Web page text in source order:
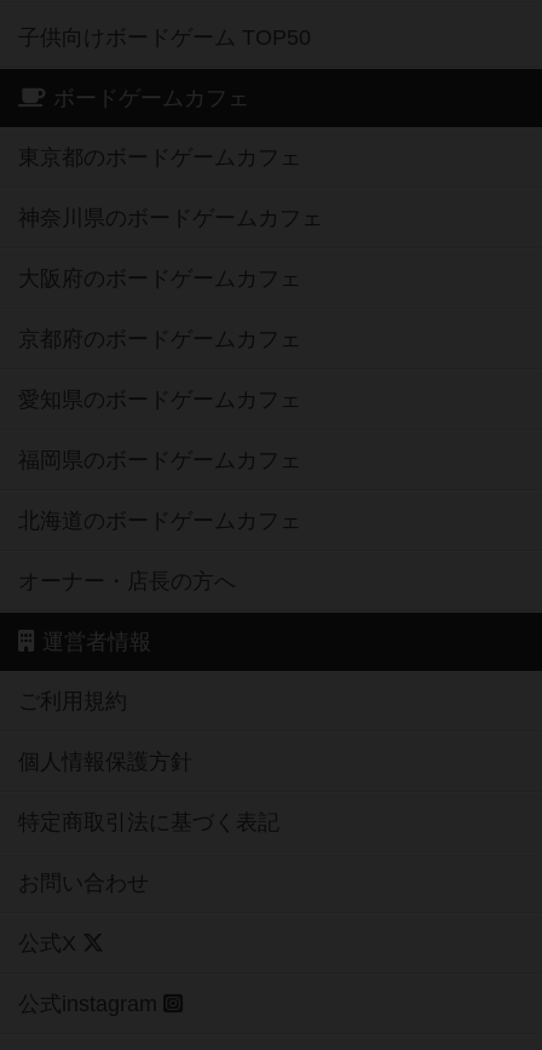
子供向けボードゲーム TOP50
ボードゲームカフェ
東京都のボードゲームカフェ
神奈川県のボードゲームカフェ
大阪府のボードゲームカフェ
京都府のボードゲームカフェ
愛知県のボードゲームカフェ
福岡県のボードゲームカフェ
北海道のボードゲームカフェ
オーナー・店長の方へ
運営者情報
ご利用規約
個人情報保護方針
特定商取引法に基づく表記
お問い合わせ
公式X
公式instagram